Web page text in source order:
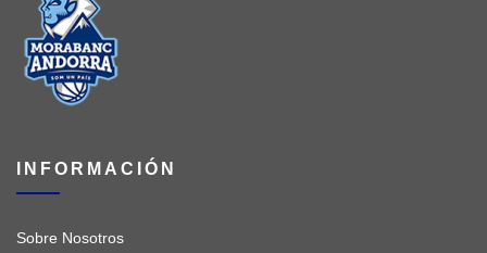
INFORMACIÓN
Sobre Nosotros